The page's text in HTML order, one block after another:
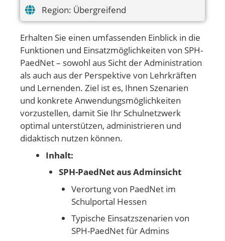
Region: Übergreifend
Erhalten Sie einen umfassenden Einblick in die
Funktionen und Einsatzmöglichkeiten von SPH-
PaedNet – sowohl aus Sicht der Administration
als auch aus der Perspektive von Lehrkräften
und Lernenden. Ziel ist es, Ihnen Szenarien
und konkrete Anwendungsmöglichkeiten
vorzustellen, damit Sie Ihr Schulnetzwerk
optimal unterstützen, administrieren und
didaktisch nutzen können.
Inhalt:
SPH-PaedNet aus Adminsicht
Verortung von PaedNet im
Schulportal Hessen
Typische Einsatzszenarien von
SPH-PaedNet für Admins